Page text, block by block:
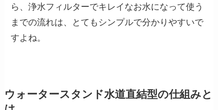
ら、浄水フィルターでキレイなお水になって使う
までの流れは、とてもシンプルで分かりやすいで
すよね。
ウォータースタンド水道直結型の仕組みと